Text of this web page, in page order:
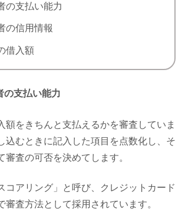
の支払い能力
の信用情報
借入額
の支払い能力
額をきちんと支払えるかを審査していま
込むときに記入した項目を点数化し、そ
審査の可否を決めてします。
コアリング」と呼び、クレジットカード
審査方法として採用されています。